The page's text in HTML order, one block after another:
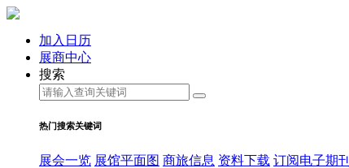
加入日历
展商中心
搜索
热门搜索关键词
展会一览 展馆平面图 商旅信息 资料下载 订阅电子期刊